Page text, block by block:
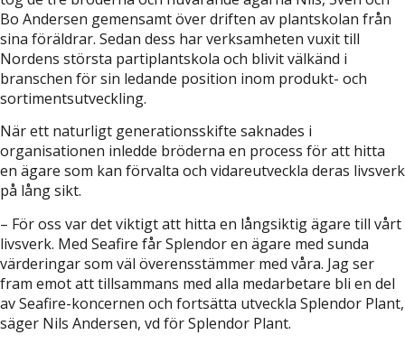
Bo Andersen gemensamt över driften av plantskolan från
sina föräldrar. Sedan dess har verksamheten vuxit till
Nordens största partiplantskola och blivit välkänd i
branschen för sin ledande position inom produkt- och
sortimentsutveckling.
När ett naturligt generationsskifte saknades i
organisationen inledde bröderna en process för att hitta
en ägare som kan förvalta och vidareutveckla deras livsverk
på lång sikt.
– För oss var det viktigt att hitta en långsiktig ägare till vårt
livsverk. Med Seafire får Splendor en ägare med sunda
värderingar som väl överensstämmer med våra. Jag ser
fram emot att tillsammans med alla medarbetare bli en del
av Seafire-koncernen och fortsätta utveckla Splendor Plant,
säger Nils Andersen, vd för Splendor Plant.